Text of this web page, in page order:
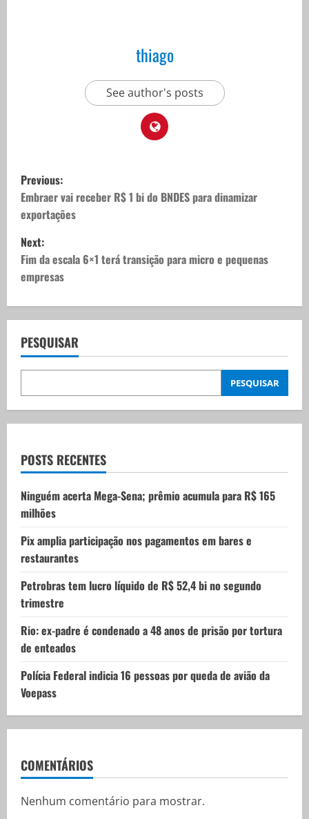
thiago
See author's posts
P
o
s
t
n
a
v
i
g
t
i
o
n
Previous:
Embraer vai receber R$ 1 bi do BNDES para dinamizar
exportações
Next:
Fim da escala 6×1 terá transição para micro e pequenas
empresas
PESQUISAR
PESQUISAR
POSTS RECENTES
Ninguém acerta Mega-Sena; prêmio acumula para R$ 165
milhões
Pix amplia participação nos pagamentos em bares e
restaurantes
Petrobras tem lucro líquido de R$ 52,4 bi no segundo
trimestre
Rio: ex-padre é condenado a 48 anos de prisão por tortura
de enteados
Polícia Federal indicia 16 pessoas por queda de avião da
Voepass
COMENTÁRIOS
Nenhum comentário para mostrar.